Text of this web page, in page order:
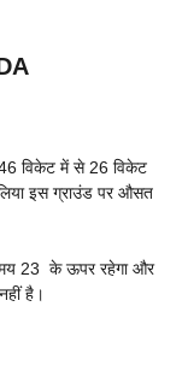
46 विकेट में से 26 विकेट
इस ग्राउंड पर औसत
23 के ऊपर रहेगा और
है।